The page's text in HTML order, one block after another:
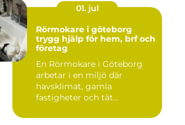
01. jul
Rörmokare i göteborg
trygg hjälp för hem, brf och
företag
En Rörmokare i Göteborg
arbetar i en miljö där
havsklimat, gamla
fastigheter och tät